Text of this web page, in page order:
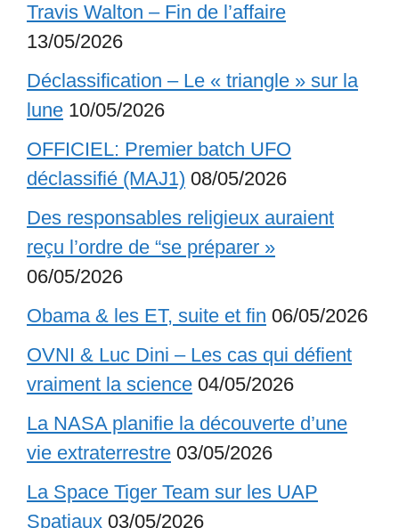
Travis Walton – Fin de l’affaire
13/05/2026
Déclassification – Le « triangle » sur la
lune 10/05/2026
OFFICIEL: Premier batch UFO
déclassifié (MAJ1) 08/05/2026
Des responsables religieux auraient
reçu l’ordre de “se préparer »
06/05/2026
Obama & les ET, suite et fin 06/05/2026
OVNI & Luc Dini – Les cas qui défient
vraiment la science 04/05/2026
La NASA planifie la découverte d’une
vie extraterrestre 03/05/2026
La Space Tiger Team sur les UAP
Spatiaux 03/05/2026